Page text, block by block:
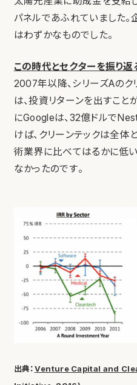
パネルであふれていました。
はわずかなものでした。
この時代とセクターを振り返
2007年以降、シリーズAの
は、投資リターンを出すこと
にGoogleは、32億ドルで
けば、クリーンテックは全体
術業界に比べてはるかに低
なかったのです。
出典：Venture Capital and